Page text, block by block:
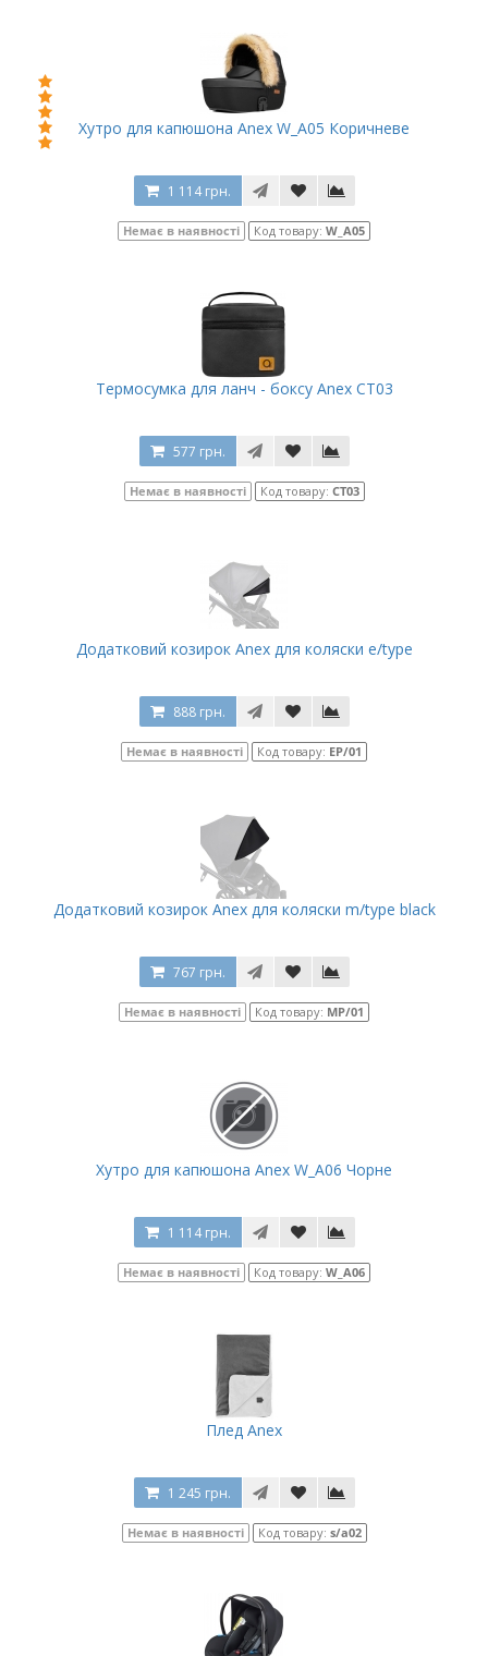
Хутро для капюшона Anex W_A05 Коричневе
1 114 грн.
Немає в наявності Код товару: W_A05
Термосумка для ланч - боксу Anex CT03
577 грн.
Немає в наявності Код товару: CT03
Додатковий козирок Anex для коляски e/type
888 грн.
Немає в наявності Код товару: EP/01
Додатковий козирок Anex для коляски m/type black
767 грн.
Немає в наявності Код товару: MP/01
Хутро для капюшона Anex W_A06 Чорне
1 114 грн.
Немає в наявності Код товару: W_A06
Плед Anex
1 245 грн.
Немає в наявності Код товару: s/a02